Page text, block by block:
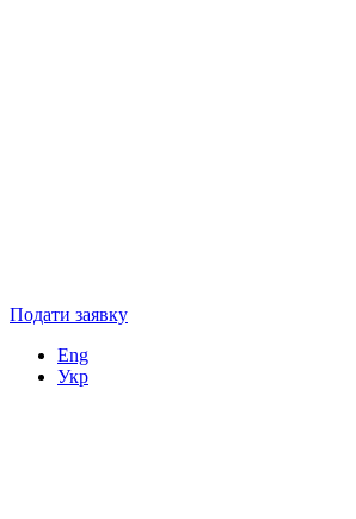
Подати заявку
Eng
Укр